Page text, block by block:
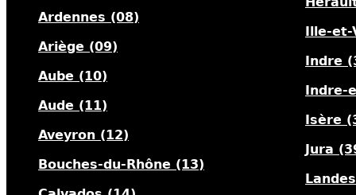
Ardennes (08)
Ariège (09)
Aube (10)
Aude (11)
Aveyron (12)
Bouches-du-Rhône (13)
Ille-et-
Indre
Indre-
Isère
Jura